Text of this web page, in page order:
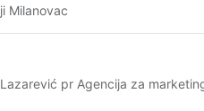
Milanovac
pr Agencija za